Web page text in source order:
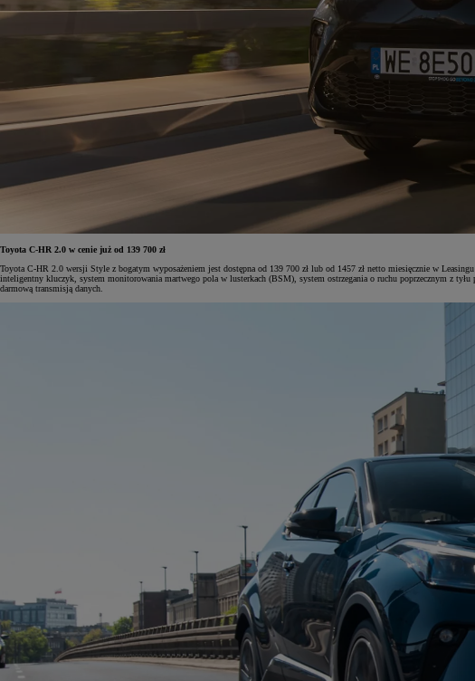
Toyota C-HR 2.0 w cenie już od 139 700 zł
Toyota C-HR 2.0 wersji Style z bogatym wyposażeniem jest dostępna od 139 700 zł lub od 1457 zł netto miesięcznie w
inteligentny kluczyk, system monitorowania martwego pola w lusterkach (BSM), system ostrzegania o ruchu poprzecznym z
darmową transmisją danych.